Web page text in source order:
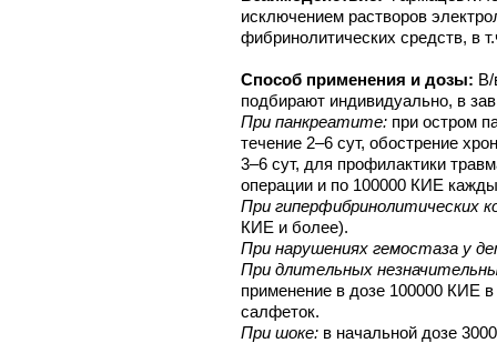
исключением растворов
фибринолитических средств, в
Способ применения и дозы: В/
подбирают индивидуально, в
При панкреатите: при остром
течение 2–6 сут, обострение
3–6 сут, для профилактики
операции и по 100000 КИЕ
При гиперфибринолитических
КИЕ и более).
При нарушениях гемостаза у
При длительных
применение в дозе 100000 КИЕ
салфеток.
При шоке: в начальной дозе